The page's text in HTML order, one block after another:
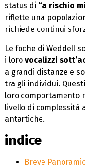
status di “a rischio
riflette una
richiede continui
Le foche di Weddell
i loro vocalizzi
a grandi distanze e
tra gli individui.
loro comportamento
livello di complessità
antartiche.
indice
Breve